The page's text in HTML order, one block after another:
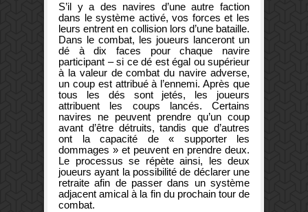
S’il y a des navires d’une autre faction
dans le système activé, vos forces et les
leurs entrent en collision lors d’une bataille.
Dans le combat, les joueurs lanceront un
dé à dix faces pour chaque navire
participant – si ce dé est égal ou supérieur
à la valeur de combat du navire adverse,
un coup est attribué à l’ennemi. Après que
tous les dés sont jetés, les joueurs
attribuent les coups lancés. Certains
navires ne peuvent prendre qu’un coup
avant d’être détruits, tandis que d’autres
ont la capacité de « supporter les
dommages » et peuvent en prendre deux.
Le processus se répète ainsi, les deux
joueurs ayant la possibilité de déclarer une
retraite afin de passer dans un système
adjacent amical à la fin du prochain tour de
combat.